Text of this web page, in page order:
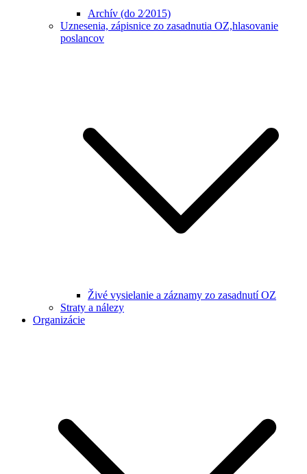
Archív (do 2⁄2015)
Uznesenia, zápisnice zo zasadnutia OZ,hlasovanie
poslancov
Živé vysielanie a záznamy zo zasadnutí OZ
Straty a nálezy
Organizácie